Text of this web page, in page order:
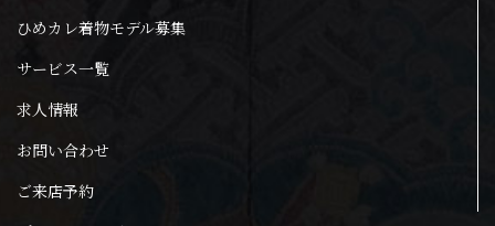
ひめカレ着物モデル募集
サービス一覧
求人情報
お問い合わせ
ご来店予約